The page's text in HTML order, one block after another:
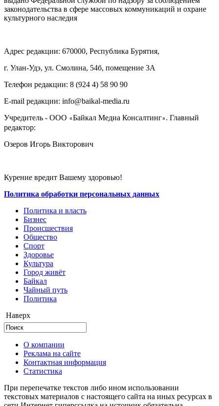
законодательства в сфере массовых коммуникаций и охране
культурного наследия
Адрес редакции: 670000, Республика Бурятия,
г. Улан-Удэ, ул. Смолина, 54б, помещение 3А
Телефон редакции: ‎‎8 (924 4) 58 90 90
E-mail редакции: info@baikal-media.ru
Учредитель - ООО «Байкал Медиа Консалтинг». Главный
редактор:
Озеров Игорь Викторович
Курение вредит Вашему здоровью!
Политика обработки персональных данных
Политика и власть
Бизнес
Происшествия
Общество
Cпорт
Здоровье
Культура
Город живёт
Байкал
Чайный путь
Политика
Наверх
О компании
Реклама на сайте
Контактная информация
Статистика
При перепечатке текстов либо ином использовании
текстовых материалов с настоящего сайта на иных ресурсах в